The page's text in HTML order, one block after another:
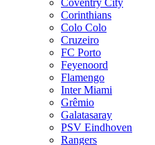
Coventry City
Corinthians
Colo Colo
Cruzeiro
FC Porto
Feyenoord
Flamengo
Inter Miami
Grêmio
Galatasaray
PSV Eindhoven
Rangers